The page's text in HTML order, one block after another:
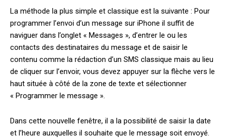
La méthode la plus simple et classique est la suivante : Pour
programmer l’envoi d’un message sur iPhone il suffit de
naviguer dans l’onglet « Messages », d’entrer le ou les
contacts des destinataires du message et de saisir le
contenu comme la rédaction d’un SMS classique mais au lieu
de cliquer sur l’envoir, vous devez appuyer sur la flèche vers le
haut située à côté de la zone de texte et sélectionner
« Programmer le message ».
Dans cette nouvelle fenêtre, il a la possibilité de saisir la date
et l’heure auxquelles il souhaite que le message soit envoyé.